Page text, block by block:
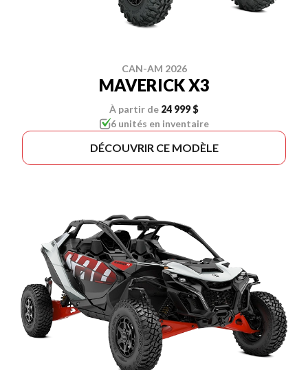
CAN-AM 2026
MAVERICK X3
À partir de 24 999 $
6 unités en inventaire
DÉCOUVRIR CE MODÈLE